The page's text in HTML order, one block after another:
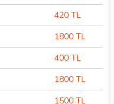
420 TL
1800 TL
400 TL
1800 TL
1500 TL